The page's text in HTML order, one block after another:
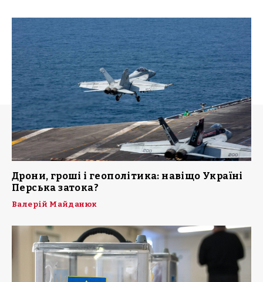
Дрони, гроші і геополітика: навіщо Україні
Перська затока?
Валерій Майданюк